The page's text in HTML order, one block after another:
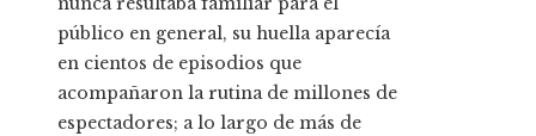
público en general, su huella aparecía
en cientos de episodios que
acompañaron la rutina de millones de
espectadores; a lo largo de más de